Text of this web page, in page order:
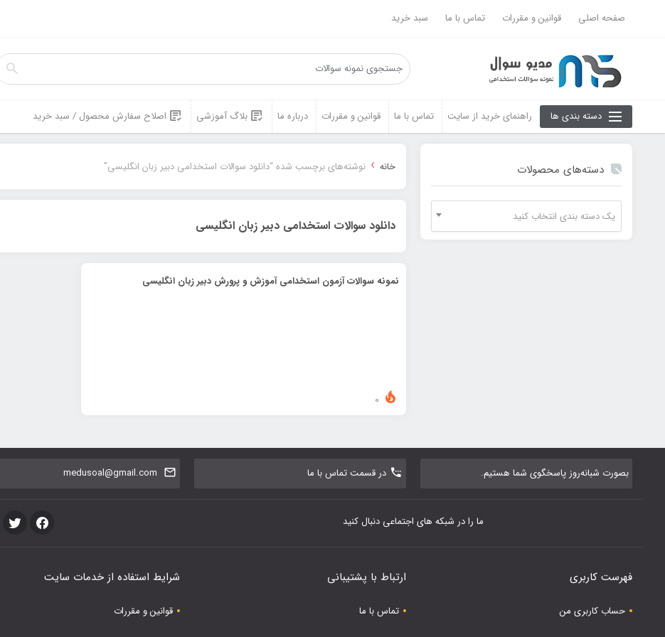
صفحه اصلی قوانین و مقررات تماس با ما سبد خرید
دسته بندی ها راهنمای خرید از سایت تماس با ما قوانین و مقررات درباره ما بلاگ آموزشی اصلاح سفارش محصول / سبد خرید
دسته‌های محصولات
یک دسته بندی انتخاب کنید
خانه › نوشته‌های برچسب شده “دانلود سوالات استخدامی دبیر زبان انگلیسی”
دانلود سوالات استخدامی دبیر زبان انگلیسی
نمونه سوالات آزمون استخدامی آموزش و پرورش دبیر زبان انگلیسی
بصورت شبانه‌روز پاسخگوی شما هستیم. در قسمت تماس با ما medusoal@gmail.com
ما را در شبکه های اجتماعی دنبال کنید
فهرست کاربری
حساب کاربری من
ارتباط با پشتیبانی
تماس با ما
شرایط استفاده از خدمات سایت
قوانین و مقررات